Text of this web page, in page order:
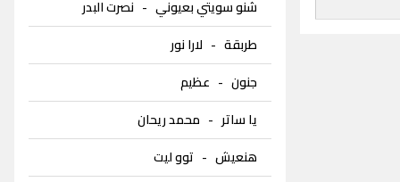
شنو سويتي بعيوني- نصرت البدر
طربقة- لارا نور
جنون- عظيم
يا ساتر - محمد ريحان
هنعيش- توو ليت